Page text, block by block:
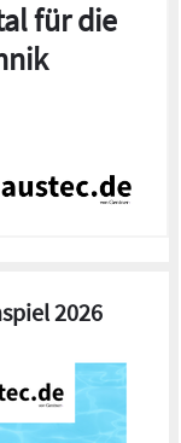
für die
2026